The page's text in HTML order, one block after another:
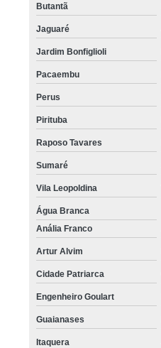
Butantã
Jaguaré
Jardim Bonfiglioli
Pacaembu
Perus
Pirituba
Raposo Tavares
Sumaré
Vila Leopoldina
Água Branca
Anália Franco
Artur Alvim
Cidade Patriarca
Engenheiro Goulart
Guaianases
Itaquera